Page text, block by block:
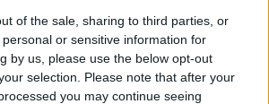
of the sale, sharing to third parties, or
or sensitive information for
by us, please use the below opt-out
selection. Please note that after your
you may continue seeing
... A légy zümmögését is hallani
a nézőket annyira
csodás képekkel teli tragikus
a lap.